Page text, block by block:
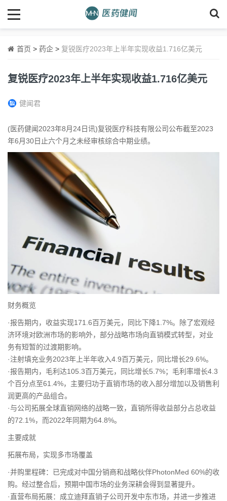
首页 > 药企 > 复锐医疗2023年上半年实现收益1.716亿美元
复锐医疗2023年上半年实现收益1.716亿美元
健闻君
(医药健闻2023年8月24日讯)复锐医疗科技有限公司公布截至2023
年6月30日止六个月之未经审核综合中期业绩。
财务概览
·报告期内，收益实现171.6百万美元，同比下降1.7%。除了宏观经
济环境对欧洲市场的影响外，部分战略市场向直销模式转型，对业
务有短暂的过渡期影响。
·注射填充业务2023年上半年收入4.9百万美元，同比增长29.6%。
·报告期内，毛利达105.3百万美元，同比增长5.7%；毛利率增长4.3
个百分点至61.4%，主要归功于直销市场的收入部分增加以及销售利
润更高的产品组合。
·与公司拓展全球直销网络的战略一致，直销所得收益部分占总收益
的72.1%，而2022年同期为64.8%。
主要成就
拓展布局，实现多市场覆盖
·并购里程碑：已完成对中国分销商和战略伙伴PhotonMed 60%的收
购。经过整合后，预期中国市场的业务深耕会得到显著提升。
·直营布局拓展：成立迪拜直销子公司开发中东市场，并进一步推进